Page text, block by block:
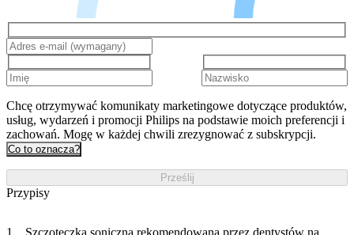
Chcę otrzymywać komunikaty marketingowe dotyczące produktów,
usług, wydarzeń i promocji Philips na podstawie moich preferencji i
zachowań. Mogę w każdej chwili zrezygnować z subskrypcji.
Co to oznacza?
Prześlij
Przypisy